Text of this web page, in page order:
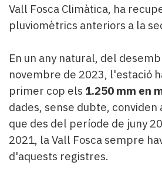
Vall Fosca Climàtica, ha
pluviomètrics anteriors a la
En un any natural, del
novembre de 2023, l'estació
primer cop els 1.250 mm en
dades, sense dubte,
que des del període de juny
2021, la Vall Fosca sempre
d'aquests registres.